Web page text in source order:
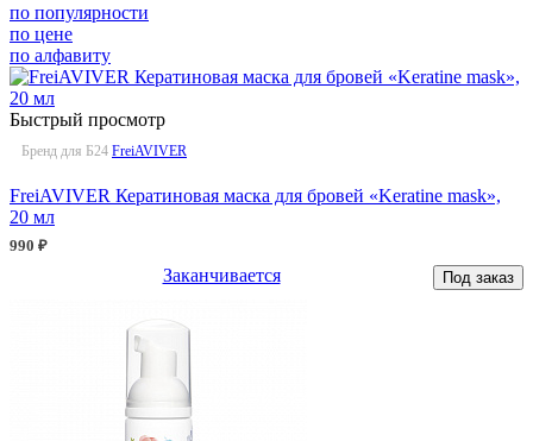
по популярности
по цене
по алфавиту
Быстрый просмотр
Бренд для Б24 FreiAVIVER
FreiAVIVER Кератиновая маска для бровей «Keratine mask»,
20 мл
990 ₽
Заканчивается Под заказ